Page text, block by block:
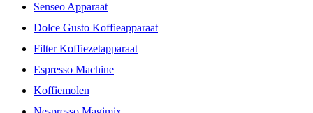
Senseo Apparaat
Dolce Gusto Koffieapparaat
Filter Koffiezetapparaat
Espresso Machine
Koffiemolen